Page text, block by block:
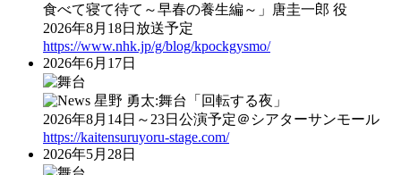
食べて寝て待て～早春の養生編～」唐圭一郎 役
2026年8月18日放送予定
https://www.nhk.jp/g/blog/kpockgysmo/
2026年6月17日
星野 勇太:舞台「回転する夜」
2026年8月14日～23日公演予定＠シアターサンモール
https://kaitensuruyoru-stage.com/
2026年5月28日